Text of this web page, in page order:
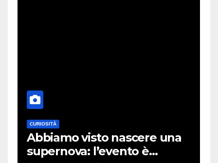
CURIOSITÀ
Abbiamo visto nascere una
supernova: l’evento è